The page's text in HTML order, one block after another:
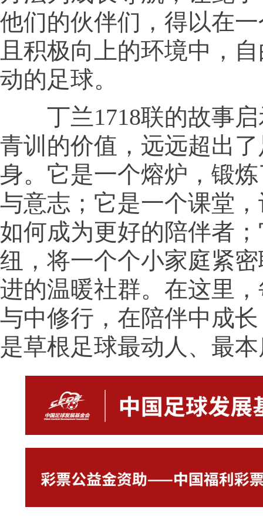
他们的伙伴们，得以在
且积极向上的环境中，
动的足球。
丁兰1718联的故事启
青训的价值，远远超出
身。它是一个熔炉，锻
与意志；它是一个课堂
如何成为更好的陪伴者
纽，将一个个小家庭紧
进的温暖社群。在这里
与中修行，在陪伴中成
是草根足球最动人、最